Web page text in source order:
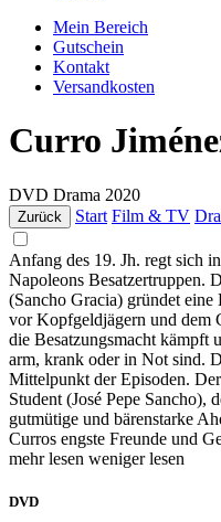
Mein Bereich
Gutschein
Kontakt
Versandkosten
Curro
DVD Drama 2020
Zurück Start Film & TV
Anfang des 19. Jh. regt sich
Napoleons Besatzertruppen.
(Sancho Gracia) gründet
vor Kopfgeldjägern und dem
die Besatzungsmacht kämpft
arm, krank oder in Not sind.
Mittelpunkt der Episoden.
Student (José Pepe Sancho),
gutmütige und bärenstarke
Curros engste Freunde und
mehr lesen weniger lesen
DVD